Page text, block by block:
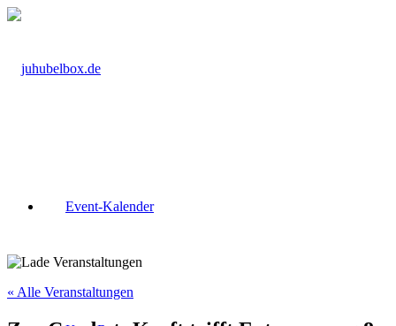
Event-Kalender
« Alle Veranstaltungen